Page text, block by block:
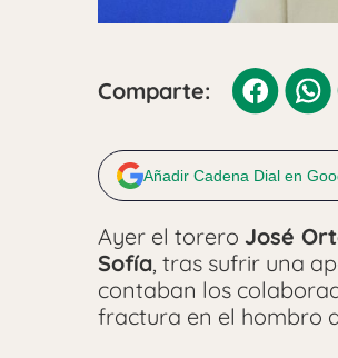
Comparte:
Añadir Cadena Dial en
Ayer el torero José
Sofía, tras sufrir una
contaban los
fractura en el hombro